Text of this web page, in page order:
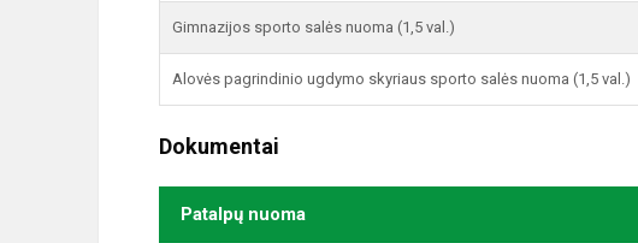
Gimnazijos sporto salės nuoma (1,5 val.)
Alovės pagrindinio ugdymo skyriaus sporto salės nuoma (1,5 val.)
Dokumentai
Patalpų nuoma